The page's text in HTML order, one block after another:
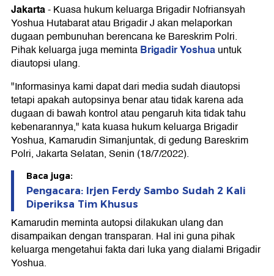
Jakarta-Kuasa hukum keluarga Brigadir Nofriansyah
Yoshua Hutabarat atau Brigadir J akan melaporkan
dugaan pembunuhan berencana ke Bareskrim Polri.
Pihak keluarga juga memintaBrigadir Yoshuauntuk
diautopsi ulang.
"Informasinya kami dapat dari media sudah diautopsi
tetapi apakah autopsinya benar atau tidak karena ada
dugaan di bawah kontrol atau pengaruh kita tidak tahu
kebenarannya," kata kuasa hukum keluarga Brigadir
Yoshua, Kamarudin Simanjuntak, di gedung Bareskrim
Polri, Jakarta Selatan, Senin (18/7/2022).
Baca juga:
Pengacara: Irjen Ferdy Sambo Sudah 2 Kali
Diperiksa Tim Khusus
Kamarudin meminta autopsi dilakukan ulang dan
disampaikan dengan transparan. Hal ini guna pihak
keluarga mengetahui fakta dari luka yang dialami Brigadir
Yoshua.